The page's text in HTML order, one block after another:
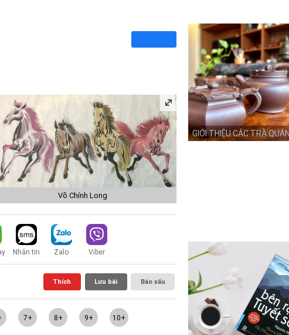
Võ Chính Long
Nhắn tin Zalo Viber
Thích Lưu bài Báo xấu
7+ 8+ 9+ 10+
GIỚI THIỆU CÁC TRÀ